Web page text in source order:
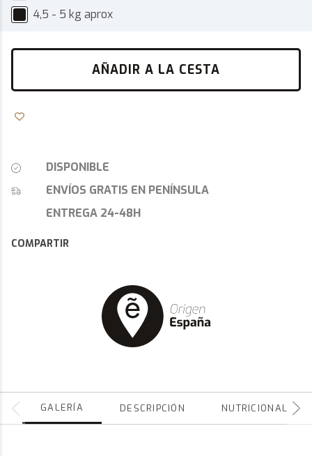
4,5 - 5 kg aprox
AÑADIR A LA CESTA
DISPONIBLE
ENVÍOS GRATIS EN PENÍNSULA
ENTREGA 24-48H
COMPARTIR
GALERÍA DESCRIPCIÓN NUTRICIONALES